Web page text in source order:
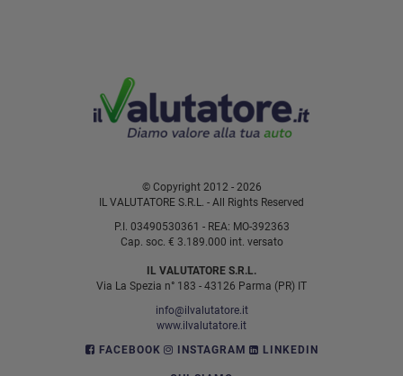
© Copyright 2012 - 2026
IL VALUTATORE S.R.L. - All Rights Reserved
P.I. 03490530361 - REA: MO-392363
Cap. soc. € 3.189.000 int. versato
IL VALUTATORE S.R.L.
Via La Spezia n° 183 - 43126 Parma (PR) IT
info@ilvalutatore.it
www.ilvalutatore.it
FACEBOOK
INSTAGRAM LINKEDIN